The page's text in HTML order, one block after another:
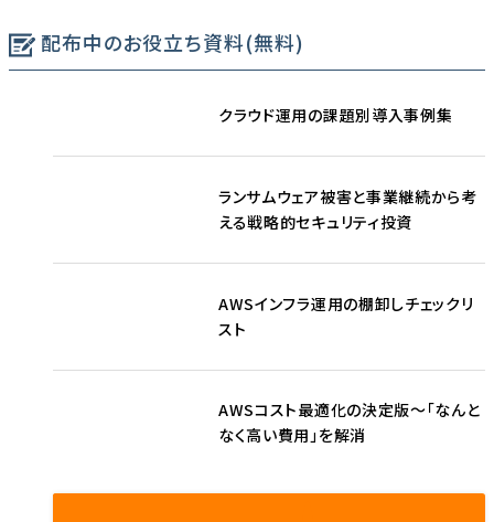
配布中のお役立ち資料(無料)
クラウド運用の課題別導入事例集
ランサムウェア被害と事業継続から考
える戦略的セキュリティ投資
AWSインフラ運用の棚卸しチェックリ
スト
AWSコスト最適化の決定版〜「なんと
なく高い費用」を解消